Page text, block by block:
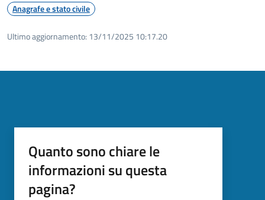
Anagrafe e stato civile
Ultimo aggiornamento: 13/11/2025 10:17.20
Quanto sono chiare le
informazioni su questa
pagina?